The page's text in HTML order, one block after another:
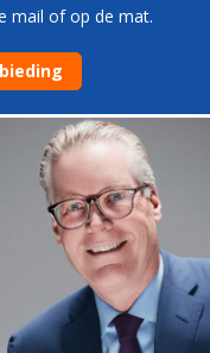
MOET
ZIJN
mail of op de mat.